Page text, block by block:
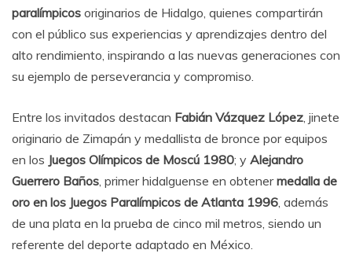
paralímpicos originarios de Hidalgo, quienes compartirán
con el público sus experiencias y aprendizajes dentro del
alto rendimiento, inspirando a las nuevas generaciones con
su ejemplo de perseverancia y compromiso.
Entre los invitados destacan Fabián Vázquez López , jinete
originario de Zimapán y medallista de bronce por equipos
en los Juegos Olímpicos de Moscú 1980; y Alejandro
Guerrero Baños , primer hidalguense en obtenermedalla de
oro en los Juegos Paralímpicos de Atlanta 1996 , además
de una plata en la prueba de cinco mil metros, siendo un
referente del deporte adaptado en México.